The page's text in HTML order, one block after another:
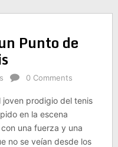
Punto de
0 Comments
joven prodigio del tenis
en la escena
una fuerza y ​​una
no se veían desde los